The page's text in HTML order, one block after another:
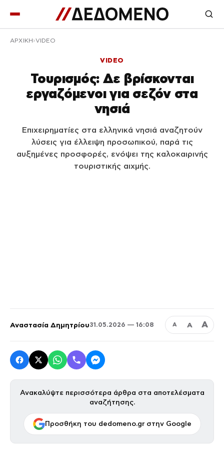
ΑΡΧΙΚΉ VIDEO
VIDEO
Τουρισμός: Δε βρίσκονται
εργαζόμενοι για σεζόν στα
νησιά
Επιχειρηματίες στα ελληνικά νησιά αναζητούν
λύσεις για έλλειψη προσωπικού, παρά τις
αυξημένες προσφορές, ενόψει της καλοκαιρινής
τουριστικής αιχμής.
Αναστασία Δημητρίου31.05.2026 — 16:08 Α Α Α
Ανακαλύψτε περισσότερα άρθρα στα αποτελέσματα
αναζήτησης.
Προσθήκη του dedomeno.gr στην Google